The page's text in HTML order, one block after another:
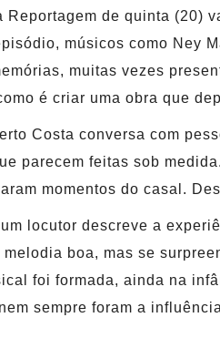
Reportagem de quinta (20)
músicos como Ney
muitas vezes
é criar uma obra que
Costa conversa com
parecem feitas sob
momentos do casal.
locutor descreve a
melodia boa, mas se
foi formada, ainda na
sempre foram a